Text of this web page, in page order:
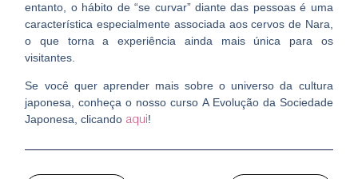
entanto, o hábito de “se curvar” diante das pessoas é uma
característica especialmente associada aos cervos de Nara,
o que torna a experiência ainda mais única para os
visitantes.
Se você quer aprender mais sobre o universo da cultura
japonesa, conheça o nosso curso A Evolução da Sociedade
Japonesa, clicando aqui!